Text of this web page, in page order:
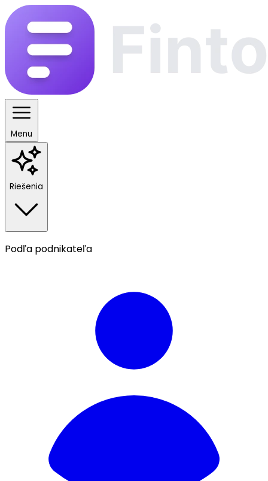
Menu
Riešenia
Podľa podnikateľa